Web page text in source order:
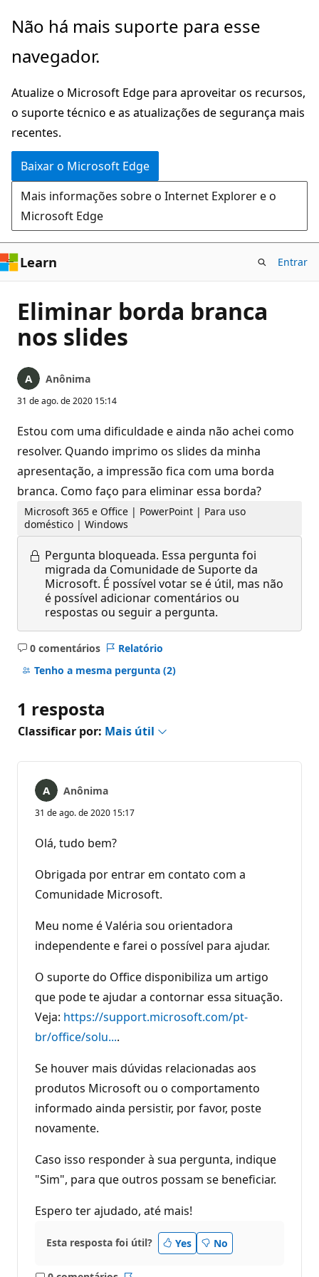
Pular
o
principal
Não há mais suporte para esse
navegador.
Atualize o Microsoft Edge para aproveitar os recursos,
o suporte técnico e as atualizações de segurança mais
recentes.
Baixar o Microsoft Edge
Mais informações sobre o Internet Explorer e o
Microsoft Edge
Learn Entrar
Eliminar borda branca
nos slides
Anônima
31 de ago. de 2020 15:14
Estou com uma dificuldade e ainda não achei como
resolver. Quando imprimo os slides da minha
apresentação, a impressão fica com uma borda
branca. Como faço para eliminar essa borda?
Microsoft 365 e Office | PowerPoint | Para uso
doméstico | Windows
Pergunta bloqueada. Essa pergunta foi
migrada da Comunidade de Suporte da
Microsoft. É possível votar se é útil, mas não
é possível adicionar comentários ou
respostas ou seguir a pergunta.
0 comentários
Sem
comentários
Relatório
Tenho a mesma pergunta (2)
1 resposta
Classificar por: Mais útil
Anônima
31 de ago. de 2020 15:17
Olá, tudo bem?
Obrigada por entrar em contato com a
Comunidade Microsoft.
Meu nome é Valéria sou orientadora
independente e farei o possível para ajudar.
O suporte do Office disponibiliza um artigo
que pode te ajudar a contornar essa situação.
Veja: https://support.microsoft.com/pt-
br/office/solu....
Se houver mais dúvidas relacionadas aos
produtos Microsoft ou o comportamento
informado ainda persistir, por favor, poste
novamente.
Caso isso responder à sua pergunta, indique
"Sim", para que outros possam se beneficiar.
Espero ter ajudado, até mais!
Esta resposta foi útil? Yes No